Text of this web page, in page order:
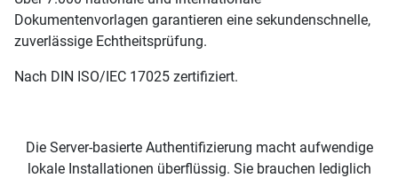
Dokumentenvorlagen garantieren eine sekundenschnelle,
zuverlässige Echtheitsprüfung.
Nach DIN ISO/IEC 17025 zertifiziert.
Die Server-basierte Authentifizierung macht aufwendige
lokale Installationen überflüssig. Sie brauchen lediglich